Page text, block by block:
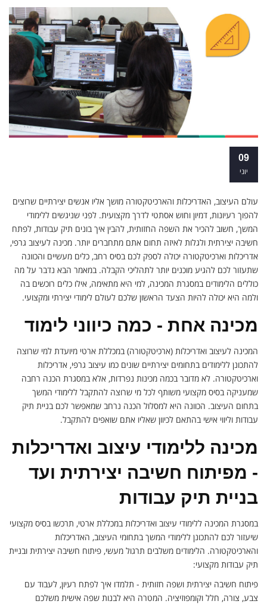
09
יוני
עולם העיצוב, האדריכלות והארכיטקטורה מושך אליו אנשים יצירתיים שרוצים
להפוך רעיונות, דמיון וחוש אסתטי לדרך מקצועית. לפני שניגשים ללימודי
המשך, חשוב להכיר את השפה החזותית, להבין איך בונים תיק עבודות, לפתח
חשיבה יצירתית ולגלות לאיזה תחום אתם מתחברים יותר. מכינה לעיצוב גרפי,
אדריכלות וארכיטקטורה יכולה לספק לכם בסיס רחב, כלים מעשיים והכוונה
שתעזור לכם להגיע מוכנים יותר לתהליכי הקבלה. במאמר הבא נדבר על מה
כוללים הלימודים במסגרת המכינה, למי היא מתאימה, אילו כלים רוכשים בה
ולמה היא יכולה להיות הצעד הראשון שלכם לעולם לימודי יצירתי ומקצועי.
מכינה אחת - כמה כיווני לימוד
המכינה לעיצוב ואדריכלות (ארכיטקטורה) במכללת ארטי מיועדת למי שרוצה
להתכונן ללימודים בתחומים יצירתיים שונים כמו עיצוב גרפי, אדריכלות
וארכיטקטורה. לא מדובר בכמה מכינות נפרדות, אלא במסגרת הכנה רחבה
שמעניקה בסיס מקצועי משותף לכל מי שרוצה להתקבל ללימודי המשך
בתחום העיצוב. הכוונה היא למסלול הכנה נרחב שמאפשר לכם בניית תיק
עבודות וליווי אישי בהתאם לכיוון שאליו אתם שואפים להתקבל.
מכינה ללימודי עיצוב ואדריכלות
- מפיתוח חשיבה יצירתית ועד
בניית תיק עבודות
במסגרת המכינה ללימודי עיצוב ואדריכלות במכללת ארטי, תרכשו בסיס מקצועי
שיעזור לכם להתכונן ללימודי המשך בתחומי העיצוב, האדריכלות
והארכיטקטורה. הלימודים משלבים תרגול מעשי, פיתוח חשיבה יצירתית ובניית
תיק עבודות מקצועי:
פיתוח חשיבה יצירתית ושפה חזותית - תלמדו איך לפתח רעיון, לעבוד עם
צבע, צורה, חלל וקומפוזיציה. המטרה היא לבנות שפה אישית משלכם